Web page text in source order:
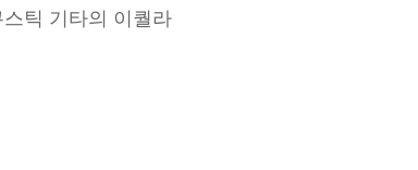
틱 기타의 이퀄라